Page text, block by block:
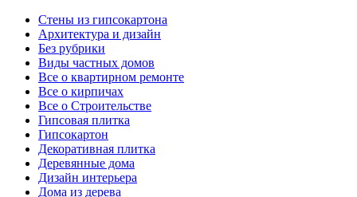
Cтены из гипсокартона
Архитектура и дизайн
Без рубрики
Виды частных домов
Все о квартирном ремонте
Все о кирпичах
Все о Строительстве
Гипсовая плитка
Гипсокартон
Декоративная плитка
Деревянные дома
Дизайн интерьера
Дома из дерева